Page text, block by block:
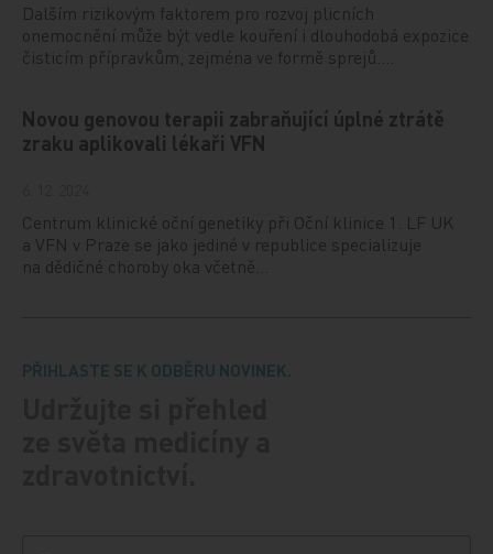
Dalším rizikovým faktorem pro rozvoj plicních
onemocnění může být vedle kouření i dlouhodobá expozice
čisticím přípravkům, zejména ve formě sprejů.…
Novou genovou terapii zabraňující úplné ztrátě
zraku aplikovali lékaři VFN
Centrum klinické oční genetiky při Oční klinice 1. LF UK
a VFN v Praze se jako jediné v republice specializuje
na dědičné choroby oka včetně…
PŘIHLASTE SE K ODBĚRU NOVINEK.